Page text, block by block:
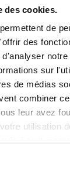
des cookies.
de
des
sur
de médias
combiner
leur avez
utilisation
de
aussi appelé
est une
de
une adresse
dédié,
étape pour
et optimiser
parfait
pas